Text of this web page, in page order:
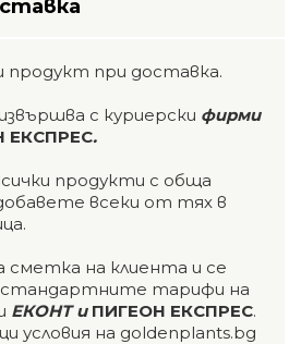
при доставка.
с куриерски фирми
ЕКСПРЕС.
продукти с обща
всеки от тях в
сметка на клиента и се
стандартните тарифи на
ЕКОНТ и ПИГЕОН ЕКСПРЕС.
условия на goldenplants.bg